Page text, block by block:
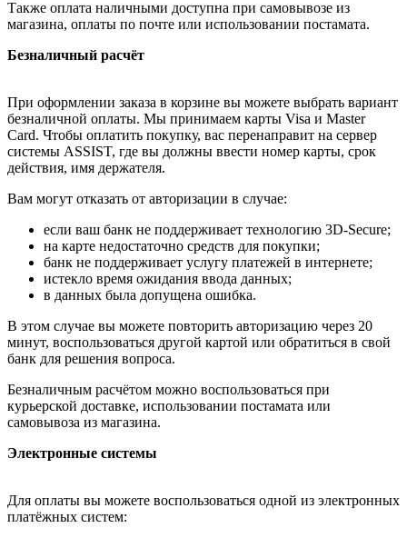
Также оплата наличными доступна при самовывозе из
магазина, оплаты по почте или использовании постамата.
Безналичный расчёт
При оформлении заказа в корзине вы можете выбрать вариант
безналичной оплаты. Мы принимаем карты Visa и Master
Card. Чтобы оплатить покупку, вас перенаправит на сервер
системы ASSIST, где вы должны ввести номер карты, срок
действия, имя держателя.
Вам могут отказать от авторизации в случае:
если ваш банк не поддерживает технологию 3D-Secure;
на карте недостаточно средств для покупки;
банк не поддерживает услугу платежей в интернете;
истекло время ожидания ввода данных;
в данных была допущена ошибка.
В этом случае вы можете повторить авторизацию через 20
минут, воспользоваться другой картой или обратиться в свой
банк для решения вопроса.
Безналичным расчётом можно воспользоваться при
курьерской доставке, использовании постамата или
самовывоза из магазина.
Электронные системы
Для оплаты вы можете воспользоваться одной из электронных
платёжных систем: